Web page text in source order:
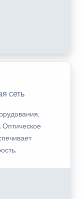
сеть
Оптическое